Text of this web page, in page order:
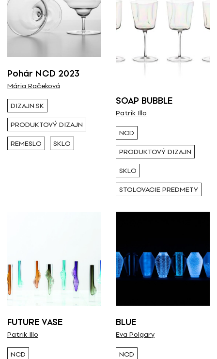
Pohár NCD 2023
Mária Račeková
DIZAJN.SK
PRODUKTOVÝ DIZAJN
REMESLO SKLO
SOAP BUBBLE
Patrik Illo
NCD
PRODUKTOVÝ DIZAJN
SKLO
STOLOVACIE PREDMETY
FUTURE VASE
Patrik Illo
NCD
BLUE
Eva Polgary
NCD